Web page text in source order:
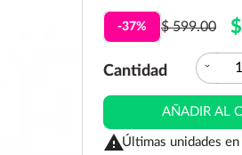
-37% $ 599.00
Cantidad expand_more
AÑADIR AL
Últimas unidades